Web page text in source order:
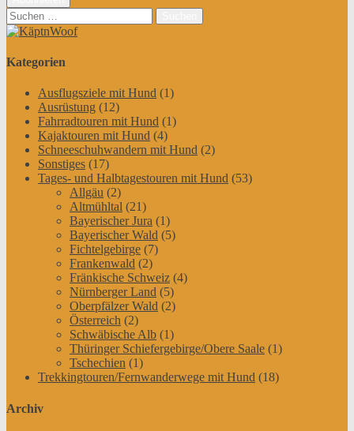
Suchen
nach:
Kategorien
Ausflugsziele mit Hund (1)
Ausrüstung (12)
Fahrradtouren mit Hund (1)
Kajaktouren mit Hund (4)
Schneeschuhwandern mit Hund (2)
Sonstiges (17)
Tages- und Halbtagestouren mit Hund (53)
Allgäu (2)
Altmühltal (21)
Bayerischer Jura (1)
Bayerischer Wald (5)
Fichtelgebirge (7)
Frankenwald (2)
Fränkische Schweiz (4)
Nürnberger Land (5)
Oberpfälzer Wald (2)
Österreich (2)
Schwäbische Alb (1)
Thüringer Schiefergebirge/Obere Saale (1)
Tschechien (1)
Trekkingtouren/Fernwanderwege mit Hund (18)
Archiv